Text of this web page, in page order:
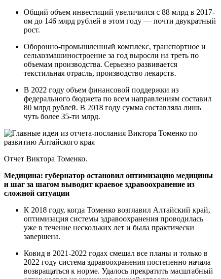
Общий объем инвестиций увеличился с 88 млрд в 2017-
ом до 146 млрд рублей в этом году — почти двукратный
рост.
Оборонно-промышленный комплекс, транспортное и
сельхозмашиностроение за год выросли на треть по
объемам производства. Серьезно развивается
текстильная отрасль, производство лекарств.
В 2022 году объем финансовой поддержки из
федерального бюджета по всем направлениям составил
80 млрд рублей. В 2018 году сумма составляла лишь
чуть более 35-ти млрд.
Отчет Виктора Томенко.
Медицина: губернатор остановил оптимизацию медицины
и шаг за шагом выводит краевое здравоохранение из
сложной ситуации
К 2018 году, когда Томенко возглавил Алтайский край,
оптимизация системы здравоохранения проводилась
уже в течение нескольких лет и была практически
завершена.
Ковид в 2021-2022 годах смешал все планы и только в
2022 году система здравоохранения постепенно начала
возвращаться к норме. Удалось прекратить масштабный